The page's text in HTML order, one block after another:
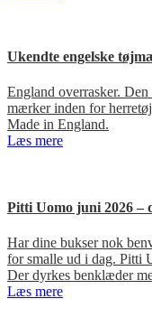
Ukendte engelske
England overrasker.
mærker inden for
Made in England.
Læs mere
Pitti Uomo juni 2026 –
Har dine bukser nok
for smalle ud i dag. Pitti
Der dyrkes benklæder
Læs mere